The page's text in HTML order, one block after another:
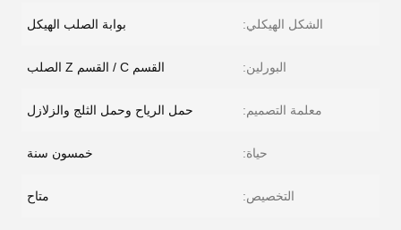
الشكل الهيكلي: بوابة الصلب الهيكل
البورلين: القسم C / القسم Z الصلب
معلمة التصميم: حمل الرياح وحمل الثلج والزلازل
حياة: خمسون سنة
التخصيص: متاح